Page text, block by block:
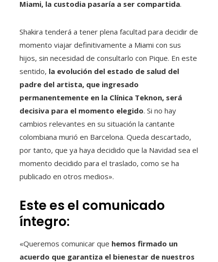
Miami, la custodia pasaría a ser compartida.
Shakira tenderá a tener plena facultad para decidir de
momento viajar definitivamente a Miami con sus
hijos, sin necesidad de consultarlo con Pique. En este
sentido, la evolución del estado de salud del
padre del artista, que ingresado
permanentemente en la Clínica Teknon, será
decisiva para el momento elegido. Si no hay
cambios relevantes en su situación la cantante
colombiana murió en Barcelona. Queda descartado,
por tanto, que ya haya decidido que la Navidad sea el
momento decidido para el traslado, como se ha
publicado en otros medios».
Este es el comunicado
íntegro:
«Queremos comunicar que hemos firmado un
acuerdo que garantiza el bienestar de nuestros